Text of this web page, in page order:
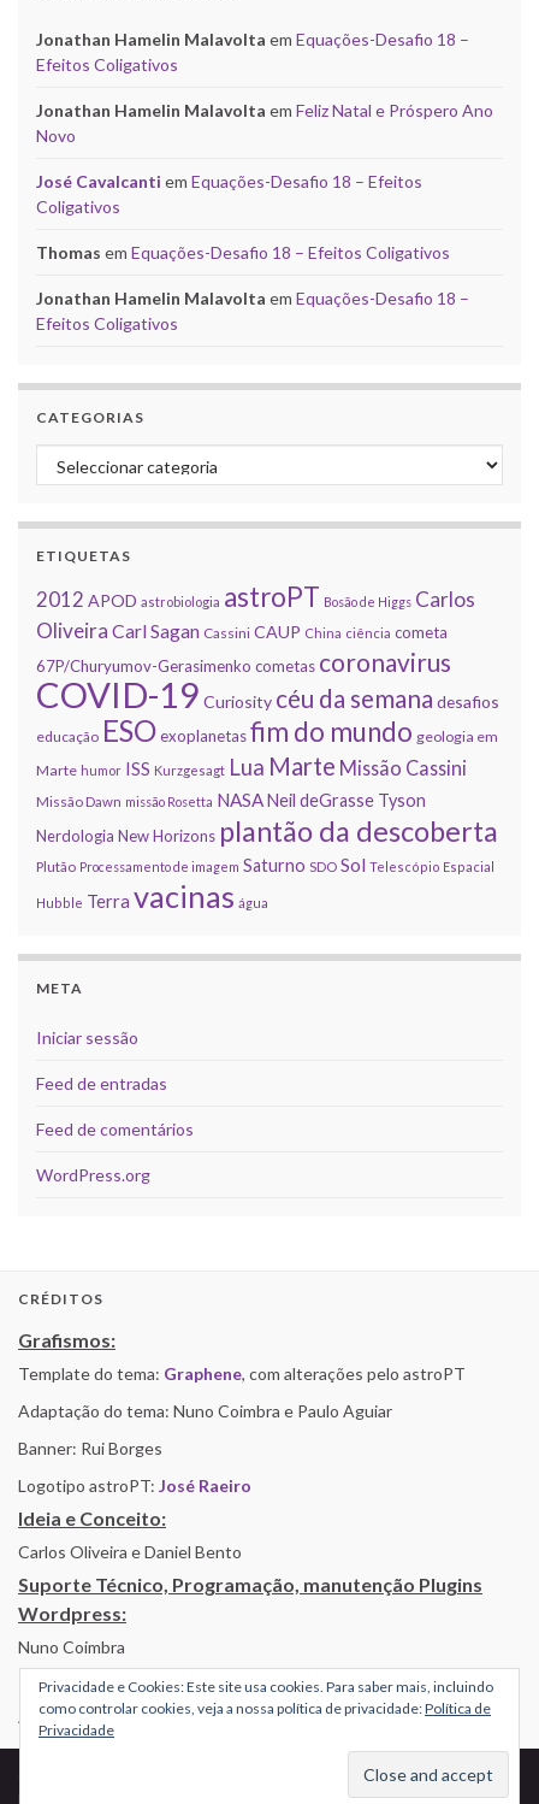
Jonathan Hamelin Malavolta em Equações-Desafio 18 –
Efeitos Coligativos
Jonathan Hamelin Malavolta em Feliz Natal e Próspero Ano
Novo
José Cavalcanti em Equações-Desafio 18 – Efeitos
Coligativos
Thomas em Equações-Desafio 18 – Efeitos Coligativos
Jonathan Hamelin Malavolta em Equações-Desafio 18 –
Efeitos Coligativos
CATEGORIAS
Categorias
ETIQUETAS
2012 APOD astrobiologia astroPT Bosão de Higgs Carlos
Oliveira Carl Sagan Cassini CAUP China ciência cometa
67P/Churyumov-Gerasimenko cometas coronavirus
COVID-19 Curiosity céu da semana desafios
educação ESOexoplanetasfim do mundo geologia em
Marte humor ISS Kurzgesagt Lua Marte Missão Cassini
Missão Dawn missão Rosetta NASANeil deGrasse Tyson
Nerdologia New Horizons plantão da descoberta
Plutão Processamento de imagem Saturno SDO Sol Telescópio Espacial
Hubble Terra vacinas água
META
Iniciar sessão
Feed de entradas
Feed de comentários
WordPress.org
CRÉDITOS
Grafismos:
Template do tema: Graphene, com alterações pelo astroPT
Adaptação do tema: Nuno Coimbra e Paulo Aguiar
Banner: Rui Borges
Logotipo astroPT: José Raeiro
Ideia e Conceito:
Carlos Oliveira e Daniel Bento
Suporte Técnico, Programação, manutenção Plugins
Wordpress:
Nuno Coimbra
Alojamento por Simbiose
Privacidade e Cookies: Este site usa cookies. Para saber mais, incluindo
como controlar cookies, veja a nossa política de privacidade:Política de
Privacidade